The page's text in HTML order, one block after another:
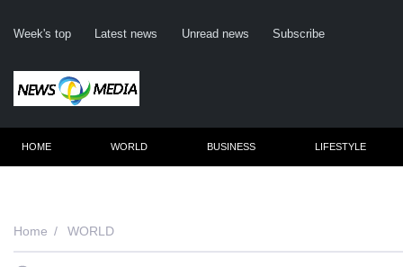
Week's top Latest news Unread news Subscribe
HOME WORLD BUSINESS LIFESTYLE
Home WORLD